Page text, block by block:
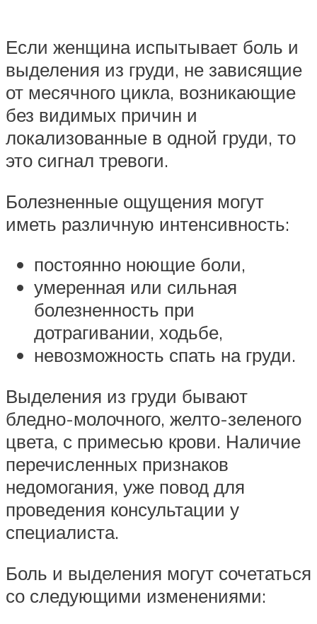
Если женщина испытывает боль и
выделения из груди, не зависящие
от месячного цикла, возникающие
без видимых причин и
локализованные в одной груди, то
это сигнал тревоги.
Болезненные ощущения могут
иметь различную интенсивность:
постоянно ноющие боли,
умеренная или сильная
болезненность при
дотрагивании, ходьбе,
невозможность спать на груди.
Выделения из груди бывают
бледно-молочного, желто-зеленого
цвета, с примесью крови. Наличие
перечисленных признаков
недомогания, уже повод для
проведения консультации у
специалиста.
Боль и выделения могут сочетаться
со следующими изменениями: